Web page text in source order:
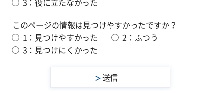
3：役に立たなかった
このページの情報は見つけやすかったですか？
1：見つけやすかった
2：ふつう
3：見つけにくかった